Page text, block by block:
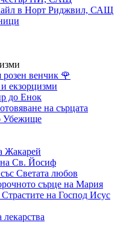
в Норт Риджвил, САЩ
венчик 🌹
екзорцизми
до Енок
на сърцата
Убежище
Жакарей
Св. Йосиф
Светата любов
сърце на Мария
на Господ Исус